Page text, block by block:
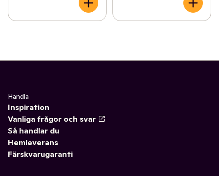
Handla
Inspiration
Vanliga frågor och svar
Så handlar du
Hemleverans
Färskvarugaranti